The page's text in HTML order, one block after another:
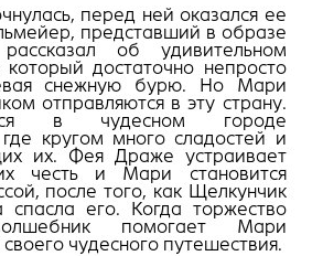
перед ней оказался ее
представший в образе
об удивительном
достаточно непросто
снежную бурю. Но Мари
отправляются в эту страну.
в чудесном городе
кругом много сладостей и
их. Фея Драже устраивает
честь и Мари становится
после того, как Щелкунчик
спасла его. Когда торжество
помогает Мари
чудесного путешествия.